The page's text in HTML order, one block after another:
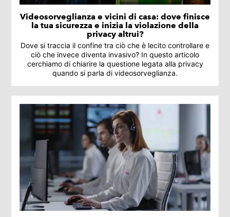
Videosorveglianza e vicini di casa: dove finisce
la tua sicurezza e inizia la violazione della
privacy altrui?
Dove si traccia il confine tra ciò che è lecito controllare e
ciò che invece diventa invasivo? In questo articolo
cerchiamo di chiarire la questione legata alla privacy
quando si parla di videosorveglianza.